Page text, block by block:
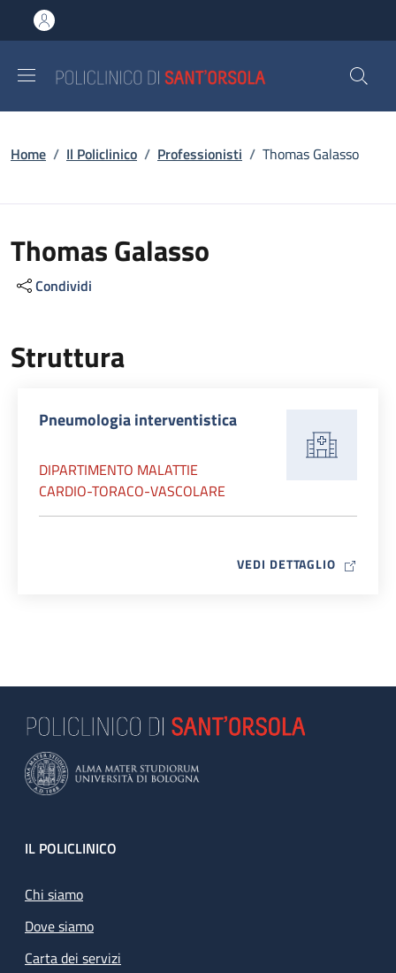
al contenuto principale
to footer content
Briciole di pane
Home / Il Policlinico / Professionisti / Thomas Galasso
Thomas Galasso
Condividi
Struttura
Pneumologia interventistica
DIPARTIMENTO MALATTIE
CARDIO-TORACO-VASCOLARE
VEDI DETTAGLIO MAP ICON
Footer
IL POLICLINICO
Chi siamo
Dove siamo
Carta dei servizi